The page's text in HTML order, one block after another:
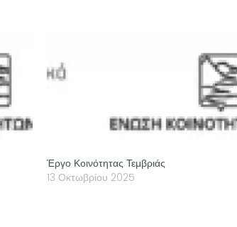
Έργο Κοινότητας Τεμβριάς
13 Οκτωβρίου 2025